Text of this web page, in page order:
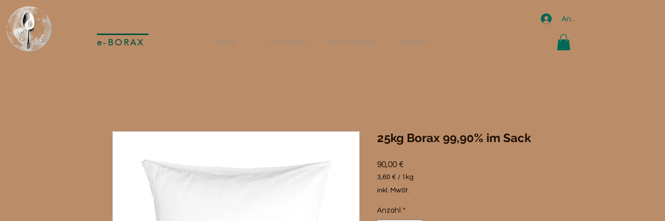
e-BORAX Home Über Borax Online kaufen Kontakt
Anmelden
25kg Borax 99,90% im Sack
90,00 €Preis
3,60 € / 1kg
3,60 €
Kilogramm
inkl. MwSt.
Anzahl *